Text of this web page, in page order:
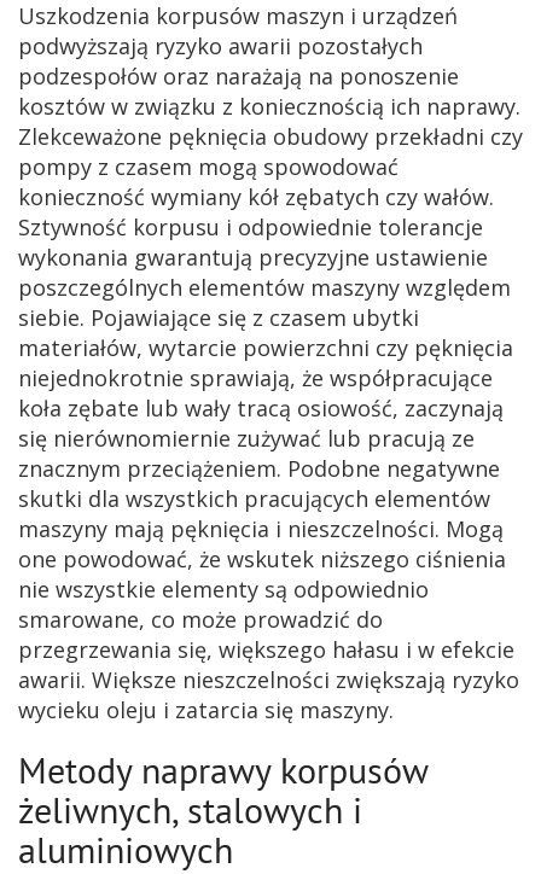
Uszkodzenia korpusów maszyn i urządzeń
podwyższają ryzyko awarii pozostałych
podzespołów oraz narażają na ponoszenie
kosztów w związku z koniecznością ich naprawy.
Zlekceważone pęknięcia obudowy przekładni czy
pompy z czasem mogą spowodować
konieczność wymiany kół zębatych czy wałów.
Sztywność korpusu i odpowiednie tolerancje
wykonania gwarantują precyzyjne ustawienie
poszczególnych elementów maszyny względem
siebie. Pojawiające się z czasem ubytki
materiałów, wytarcie powierzchni czy pęknięcia
niejednokrotnie sprawiają, że współpracujące
koła zębate lub wały tracą osiowość, zaczynają
się nierównomiernie zużywać lub pracują ze
znacznym przeciążeniem. Podobne negatywne
skutki dla wszystkich pracujących elementów
maszyny mają pęknięcia i nieszczelności. Mogą
one powodować, że wskutek niższego ciśnienia
nie wszystkie elementy są odpowiednio
smarowane, co może prowadzić do
przegrzewania się, większego hałasu i w efekcie
awarii. Większe nieszczelności zwiększają ryzyko
wycieku oleju i zatarcia się maszyny.
Metody naprawy korpusów
żeliwnych, stalowych i
aluminiowych